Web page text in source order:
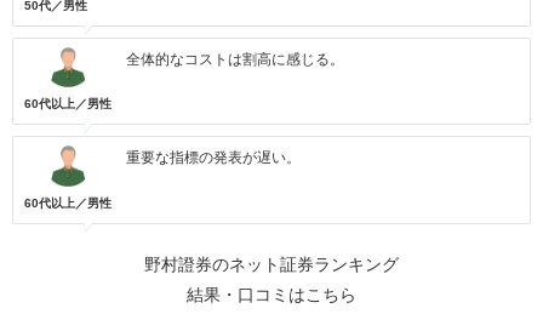
50代／男性
60代以上／男性
全体的なコストは割高に感じる。
60代以上／男性
重要な指標の発表が遅い。
野村證券のネット証券ランキング
結果・口コミはこちら